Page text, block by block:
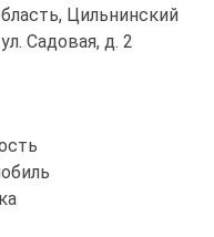
Цильнинский
Садовая, д. 2